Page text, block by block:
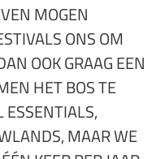
MOGEN
ONS OM
OOK GRAAG EEN
HET BOS TE
ESSENTIALS,
MAAR WE